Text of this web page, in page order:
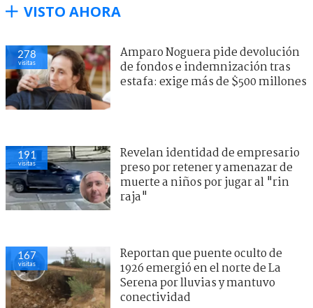
VISTO AHORA
278
visitas
Amparo Noguera pide devolución
de fondos e indemnización tras
estafa: exige más de $500 millones
191
visitas
Revelan identidad de empresario
preso por retener y amenazar de
muerte a niños por jugar al "rin
raja"
167
visitas
Reportan que puente oculto de
1926 emergió en el norte de La
Serena por lluvias y mantuvo
conectividad